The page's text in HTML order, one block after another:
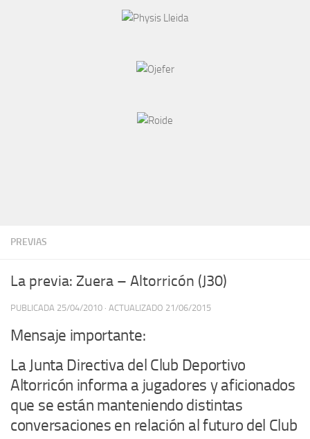
PREVIAS
La previa: Zuera – Altorricón (J30)
PUBLICADA 25/04/2010 · ACTUALIZADO 21/06/2015
Mensaje importante:
La Junta Directiva del Club Deportivo
Altorricón informa a jugadores y aficionados
que se están manteniendo distintas
conversaciones en relación al futuro del Club